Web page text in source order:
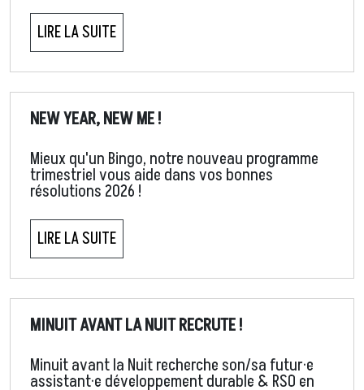
LIRE LA SUITE
NEW YEAR, NEW ME !
Mieux qu'un Bingo, notre nouveau programme
trimestriel vous aide dans vos bonnes
résolutions 2026 !
LIRE LA SUITE
MINUIT AVANT LA NUIT RECRUTE !
Minuit avant la Nuit recherche son/sa futur·e
assistant·e développement durable & RSO en